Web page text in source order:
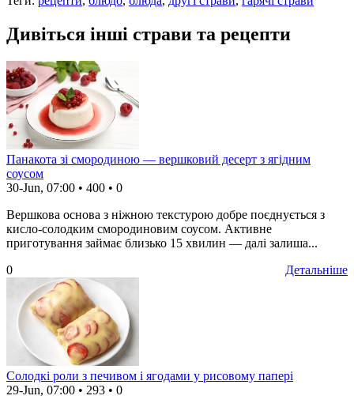
Дивіться інші страви та рецепти
Панакота зі смородиною — вершковий десерт з ягідним
соусом
30-Jun, 07:00 • 400 • 0
Вершкова основа з ніжною текстурою добре поєднується з
кисло-солодким смородиновим соусом. Активне
приготування займає близько 15 хвилин — далі залиша...
Детальніше
0
Солодкі роли з печивом і ягодами у рисовому папері
29-Jun, 07:00 • 293 • 0